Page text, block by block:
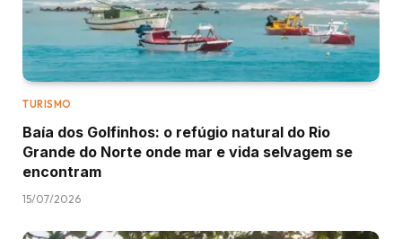
TURISMO
Baía dos Golfinhos: o refúgio natural do Rio
Grande do Norte onde mar e vida selvagem se
encontram
15/07/2026